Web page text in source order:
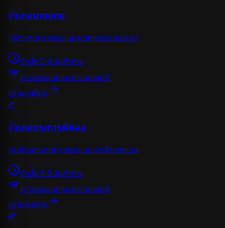
อำเภอเดชอุดม
เมืองเกษตรกรรมและอุตสาหกรรมแปรรูป
ติดตั้ง:2-4 วันทำการ
ความครอบคลุม:ครอบคลุมดี
ดูรายละเอียด
🌽
อำเภอตระการพืชผล
ศูนย์กลางเกษตรกรรมและการค้าชายแดน
ติดตั้ง:3-5 วันทำการ
ความครอบคลุม:ครอบคลุมดี
ดูรายละเอียด
🌾